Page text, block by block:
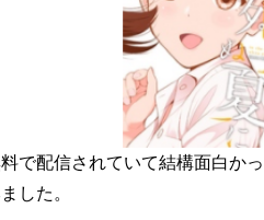
で配信されていて結構面白か
した。